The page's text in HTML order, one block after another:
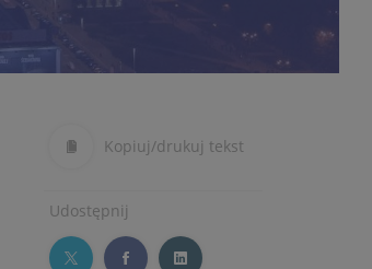
Kopiuj/drukuj tekst
Udostępnij